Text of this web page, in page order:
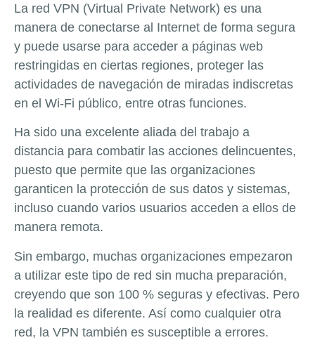
La red VPN (Virtual Private Network) es una
manera de conectarse al Internet de forma segura
y puede usarse para acceder a páginas web
restringidas en ciertas regiones, proteger las
actividades de navegación de miradas indiscretas
en el Wi-Fi público, entre otras funciones.
Ha sido una excelente aliada del trabajo a
distancia para combatir las acciones delincuentes,
puesto que permite que las organizaciones
garanticen la protección de sus datos y sistemas,
incluso cuando varios usuarios acceden a ellos de
manera remota.
Sin embargo, muchas organizaciones empezaron
a utilizar este tipo de red sin mucha preparación,
creyendo que son 100 % seguras y efectivas. Pero
la realidad es diferente. Así como cualquier otra
red, la VPN también es susceptible a errores.